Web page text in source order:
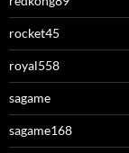
rocket45
royal558
sagame
sagame168